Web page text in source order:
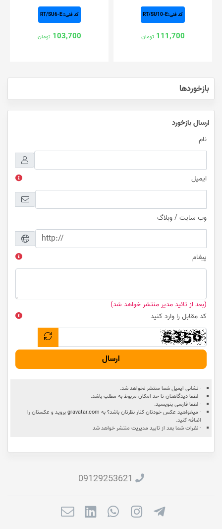
کد فنی:RT/SU10-E
111,700 تومان
کد فنی::RT/SU6-E
103,700 تومان
بازخوردها
ارسال بازخورد
نام
ایمیل
وب سایت / وبلاگ
پیغام
(بعد از تائید مدیر منتشر خواهد شد)
کد مقابل را وارد کنید
ارسال
- نشانی ایمیل شما منتشر نخواهد شد.
- لطفا دیدگاهتان تا حد امکان مربوط به مطلب باشد.
- لطفا فارسی بنویسید.
- میخواهید عکس خودتان کنار نظرتان باشد؟ به gravatar.comبروید و عکستان را
اضافه کنید.
- نظرات شما بعد از تایید مدیریت منتشر خواهد شد
09129253621